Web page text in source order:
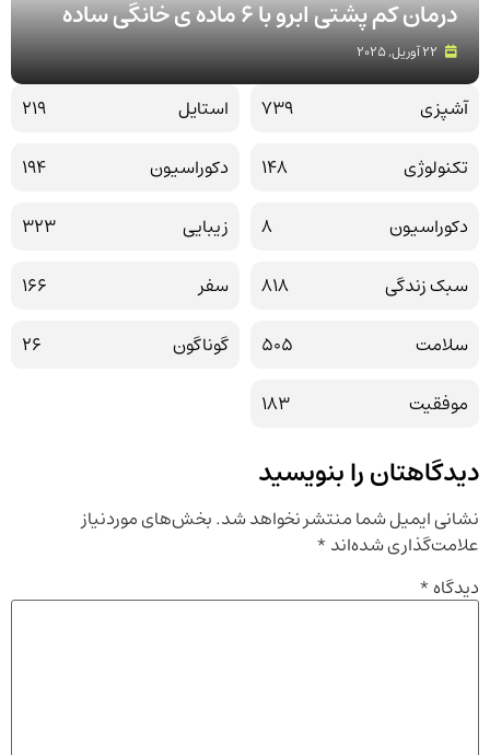
درمان کم پشتی ابرو با 6 ماده ی خانگی ساده
22 آوریل, 2025
آشپزی 739 استایل
219
تکنولوژی
148 دکوراسیون
194
دکوراسیون
8 زیبایی
323
سبک زندگی
818 سفر
166
سلامت
505 گوناگون
26
موفقیت
183
دیدگاهتان را بنویسید
نشانی ایمیل شما منتشر نخواهد شد.بخش‌های موردنیاز
علامت‌گذاری شده‌اند*
دیدگاه*